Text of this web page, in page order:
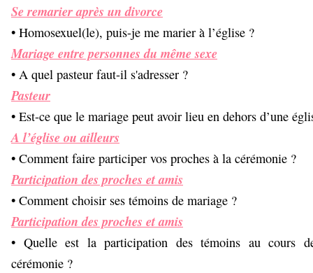
Se remarier après un divorce
• Homosexuel(le), puis-je me marier à l’église ?
Mariage entre personnes du même sexe
• A quel pasteur faut-il s'adresser ?
Pasteur
• Est-ce que le mariage peut avoir lieu en dehors d’une
A l’église ou ailleurs
• Comment faire participer vos proches à la cérémonie ?
Participation des proches et amis
• Comment choisir ses témoins de mariage ?
Participation des proches et amis
• Quelle est la participation des témoins au cours
cérémonie ?